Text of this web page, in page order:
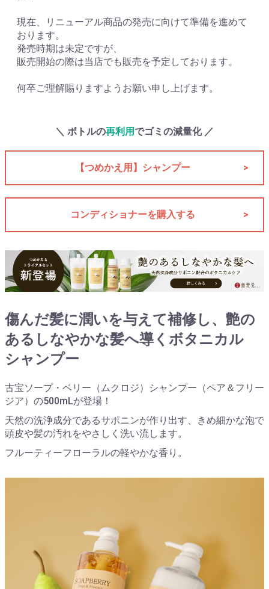
現在、リニューアル商品の発売に向けて準備を進めて
おります。
発売時期は未定ですが、
販売開始の際は当店でも販売を予定しております。
何卒ご理解賜りますようお願い申し上げます。
＼ ボトルの再利用でゴミの減量化 ／
【つめかえ用】シャンプー >
コンディショナーを購入する >
傷んだ髪に潤いを与えて補修し、艶の
ある しなやかな髪へ導くボタニカル
シャンプー
古宝ソープ・ベリー（ムクロジ）シャンプー（ペア＆フリー
ジア）の500mLが登場！
天然の洗浄成分であるサポニンが作り出す、きめ細かな泡で
頭皮や髪の汚れをやさしく洗い流します。
フルーティーフローラルの軽やかな香り。